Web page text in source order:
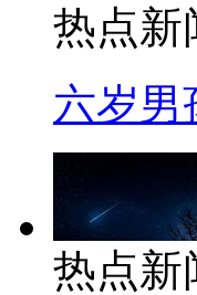
热点新
六岁男
热点新